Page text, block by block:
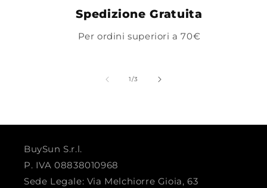
Spedizione Gratuita
Per ordini superiori a 70€
1/su
3
BuySun S.r.l.
P. IVA 08838010968
Sede Legale: Via Melchiorre Gioia, 63